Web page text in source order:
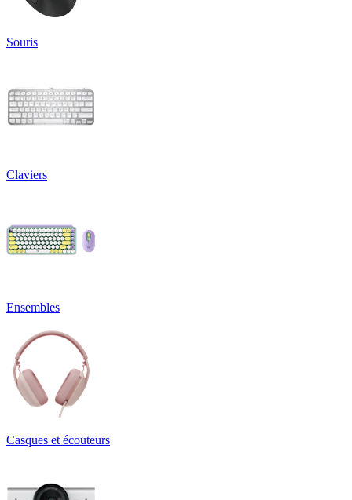
Souris
Claviers
Ensembles
Casques et écouteurs